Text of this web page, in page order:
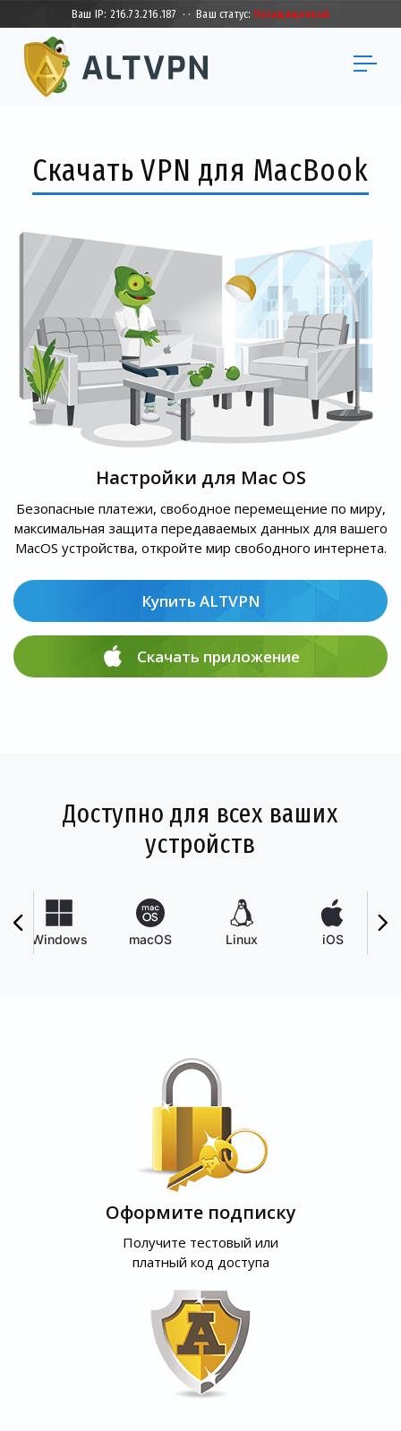
Ваш IP: 216.73.216.187 · · Ваш статус: Незащищенный
Скачать VPN для MacBook
Настройки для Mac OS
Безопасные платежи, свободное перемещение по миру,
максимальная защита передаваемых данных для вашего
MacOS устройства, откройте мир свободного интернета.
Купить ALTVPN
Скачать приложение
Доступно для всех ваших
устройств
Windows macOS Linux iOS
Оформите подписку
Получите тестовый или
платный код доступа